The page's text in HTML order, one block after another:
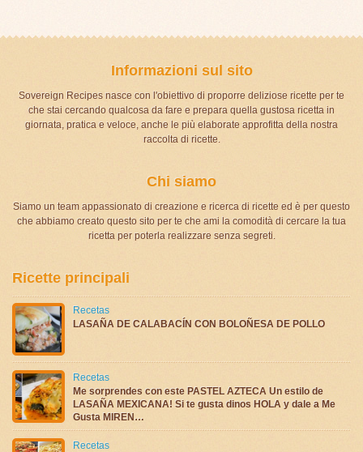
Informazioni sul sito
Sovereign Recipes nasce con l'obiettivo di proporre deliziose ricette per te
che stai cercando qualcosa da fare e prepara quella gustosa ricetta in
giornata, pratica e veloce, anche le più elaborate approfitta della nostra
raccolta di ricette.
Chi siamo
Siamo un team appassionato di creazione e ricerca di ricette ed è per questo
che abbiamo creato questo sito per te che ami la comodità di cercare la tua
ricetta per poterla realizzare senza segreti.
Ricette principali
Recetas
LASAÑA DE CALABACÍN CON BOLOÑESA DE POLLO
Recetas
Me sorprendes con este PASTEL AZTECA Un estilo de
LASAÑA MEXICANA! Si te gusta dinos HOLA y dale a Me
Gusta MIREN…
Recetas